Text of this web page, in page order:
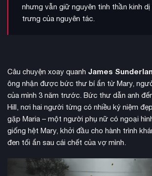
nhưng vẫn giữ nguyên tinh thần kinh
trưng của nguyên tác.
Câu chuyện xoay quanh James
ông nhận được bức thư bí ẩn từ Mary,
của mình 3 năm trước. Bức thư dẫn anh
Hill, nơi hai người từng có nhiều kỷ niệm
gặp Maria – một người phụ nữ có ngoại
giống hệt Mary, khởi đầu cho hành trình
đen tối ẩn sau cái chết của vợ mình.